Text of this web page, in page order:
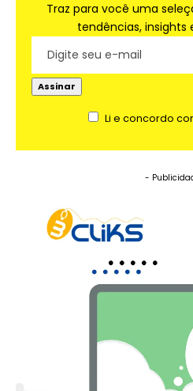
Traz para você uma
tendências, insights
Li e concordo
-